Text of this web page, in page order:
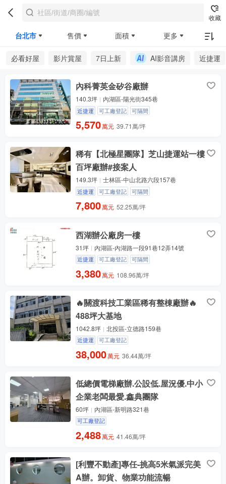
收藏
台北市 售價 面積 更多
必看好屋 影片賞屋 7日上新 AI影音講房 近捷運
內科菁英金矽谷廠辦
140.3坪 內湖區-陽光街345巷
近捷運 可工廠登記 可隔間
5,570萬元 39.71萬/坪
稀有【北極星團隊】芝山捷運站一樓
百坪廠辦#接案人
149.3坪 士林區-中山北路六段157巷
近捷運 可工廠登記 可隔間
7,800萬元 52.25萬/坪
西湖辦公廠房一樓
31坪 內湖區-內湖路一段91巷12弄14號
近捷運 可工廠登記 可隔間
3,380萬元 108.96萬/坪
🔥關渡科技工業區稀有整棟廠辦🔥
488坪大基地
1042.8坪 北投區-立德路159巷
近捷運 可工廠登記
38,000萬元 36.44萬/坪
低總價電梯廠辦.公設低.屋況優.中小
企業老闆最愛.鑫典團隊
60坪 內湖區-新明路321巷
可工廠登記
2,488萬元 41.46萬/坪
[利豐不動產]專任-挑高5米氣派完美
A辦。卸貨、物業功能流暢